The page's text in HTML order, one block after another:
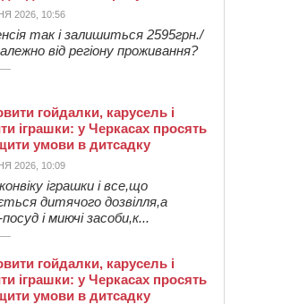
2026, 10:56
так і залишиться 2595грн./
від регіону проживання?
гойдалки, карусель і
іграшки: у Черкасах просять
умови в дитсадку
2026, 10:09
іграшки і все,що
дитячого дозвілля,а
і миючі засоби,к...
гойдалки, карусель і
іграшки: у Черкасах просять
умови в дитсадку